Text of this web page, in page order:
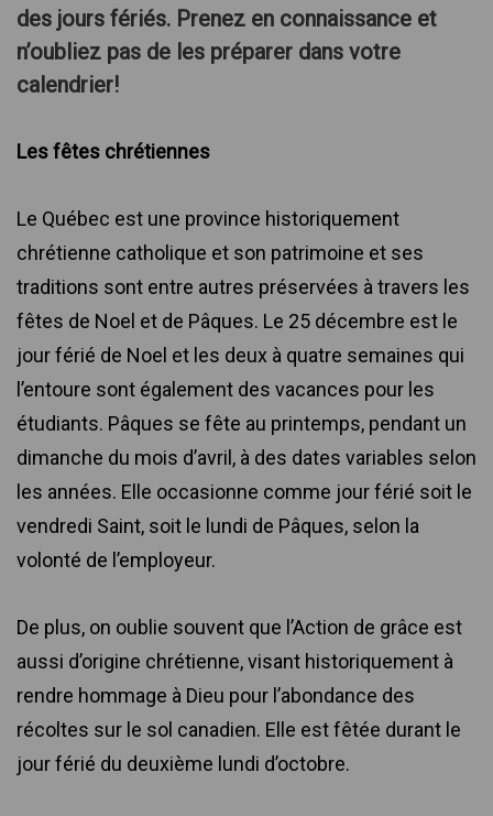
des jours fériés. Prenez en connaissance et
n’oubliez pas de les préparer dans votre
calendrier!
Les fêtes chrétiennes
Le Québec est une province historiquement
chrétienne catholique et son patrimoine et ses
traditions sont entre autres préservées à travers les
fêtes de Noel et de Pâques. Le 25 décembre est le
jour férié de Noel et les deux à quatre semaines qui
l’entoure sont également des vacances pour les
étudiants. Pâques se fête au printemps, pendant un
dimanche du mois d’avril, à des dates variables selon
les années. Elle occasionne comme jour férié soit le
vendredi Saint, soit le lundi de Pâques, selon la
volonté de l’employeur.
De plus, on oublie souvent que l’Action de grâce est
aussi d’origine chrétienne, visant historiquement à
rendre hommage à Dieu pour l’abondance des
récoltes sur le sol canadien. Elle est fêtée durant le
jour férié du deuxième lundi d’octobre.